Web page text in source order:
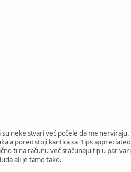
neke stvari već počele da me nerviraju.
a pored stoji kantica sa "tips
ti na računu već sračunaju tip u par
ali je tamo tako.